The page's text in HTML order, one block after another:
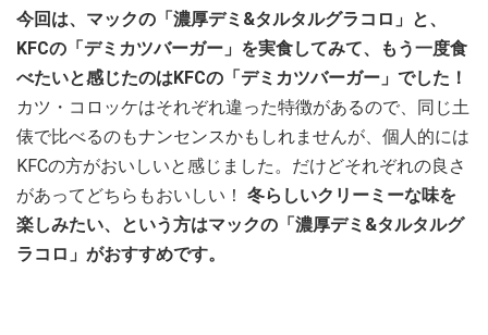
今回は、マックの「濃厚デミ&タルタルグラコロ」と、
KFCの「デミカツバーガー」を実食してみて、もう一度食
べたいと感じたのはKFCの「デミカツバーガー」でした！
カツ・コロッケはそれぞれ違った特徴があるので、同じ土
俵で比べるのもナンセンスかもしれませんが、個人的には
KFCの方がおいしいと感じました。だけどそれぞれの良さ
があってどちらもおいしい！ 冬らしいクリーミーな味を
楽しみたい、という方はマックの「濃厚デミ&タルタルグ
ラコロ」がおすすめです。